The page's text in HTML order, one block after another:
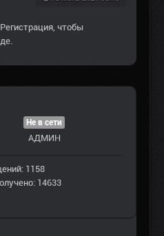
Регистрация, чтобы
Не в сети
АДМИН
1158
14633